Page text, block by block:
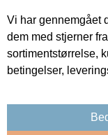
Vi har gennemgået
dem med stjerner
sortimentstørrelse,
betingelser,